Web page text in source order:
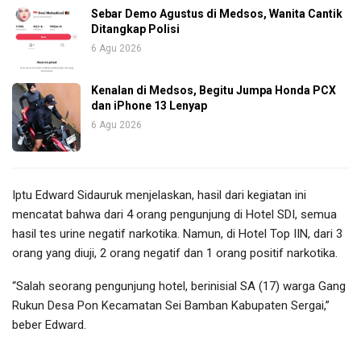
Sebar Demo Agustus di Medsos, Wanita Cantik
Ditangkap Polisi
6 Agu 2026
Kenalan di Medsos, Begitu Jumpa Honda PCX
dan iPhone 13 Lenyap
6 Agu 2026
Iptu Edward Sidauruk menjelaskan, hasil dari kegiatan ini
mencatat bahwa dari 4 orang pengunjung di Hotel SDI, semua
hasil tes urine negatif narkotika. Namun, di Hotel Top IIN, dari 3
orang yang diuji, 2 orang negatif dan 1 orang positif narkotika.
“Salah seorang pengunjung hotel, berinisial SA (17) warga Gang
Rukun Desa Pon Kecamatan Sei Bamban Kabupaten Sergai,”
beber Edward.